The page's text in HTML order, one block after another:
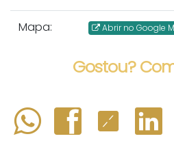
Mapa: Abrir no Google
Gostou?